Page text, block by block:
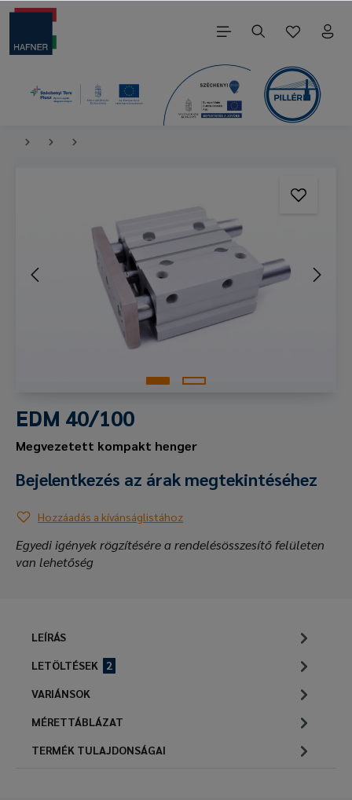
EDM 40/100
Megvezetett kompakt henger
Bejelentkezés az árak megtekintéséhez
Hozzáadás a kívánságlistához
Egyedi igények rögzítésére a rendelésösszesítő felületen
van lehetőség
LEÍRÁS
LETÖLTÉSEK
2
VARIÁNSOK
MÉRETTÁBLÁZAT
TERMÉK TULAJDONSÁGAI